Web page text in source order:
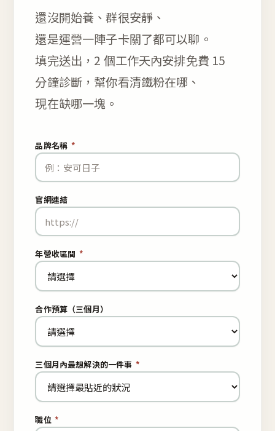
還沒開始養、群很安靜、
還是運營一陣子卡關了都可以聊。
填完送出，2 個工作天內安排免費 15
分鐘診斷，幫你看清鐵粉在哪、
現在缺哪一塊。
品牌名稱 *
官網連結
年營收區間 *
合作預算（三個月）
三個月內最想解決的一件事 *
職位 *